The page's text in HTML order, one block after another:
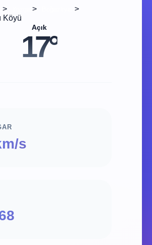
> >
>
Köyü
Açık
17°
s